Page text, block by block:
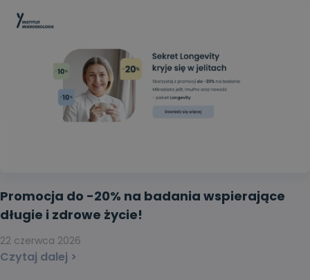
Promocja do -20% na badania wspierające
długie i zdrowe życie!
Czytaj dalej >
22 czerwca 2026